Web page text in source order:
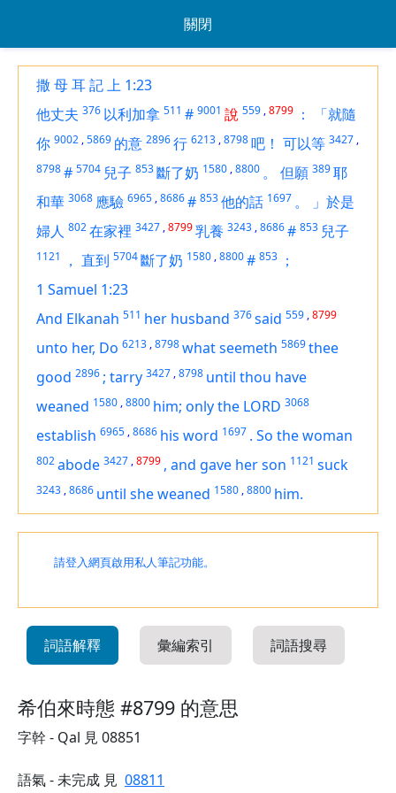
關閉
撒 母 耳 記 上 1:23
他丈夫 376 以利加拿 511 # 9001 說 559 ,8799 ：
「就隨
你 9002 ,5869 的意 2896行 6213 ,8798吧！ 可以等 3427 ,
8798# 5704 兒子 853斷了奶 1580 ,8800 。 但願 389耶
和華 3068 應驗 6965 ,8686# 853他的話 1697 。
」於是
婦人 802在家裡 3427 ,8799乳養 3243 ,8686# 853 兒子
1121 ， 直到 5704斷了奶 1580 ,8800# 853 ；
1 Samuel 1:23
And Elkanah 511 her husband 376said 559 ,8799
unto her, Do 6213 ,8798what seemeth 5869thee
good 2896 ; tarry 3427 ,8798 until thou have
weaned 1580 ,8800 him; only the LORD 3068
establish 6965 ,8686 his word 1697 . So the woman
802abode 3427 ,8799 , and gave her son 1121 suck
3243 ,8686 until she weaned 1580 ,8800 him.
請登入網頁啟用私人筆記功能。
詞語解釋 彙編索引 詞語搜尋
希伯來時態 #8799 的意思
字幹 - Qal 見 08851
語氣 - 未完成 見 08811